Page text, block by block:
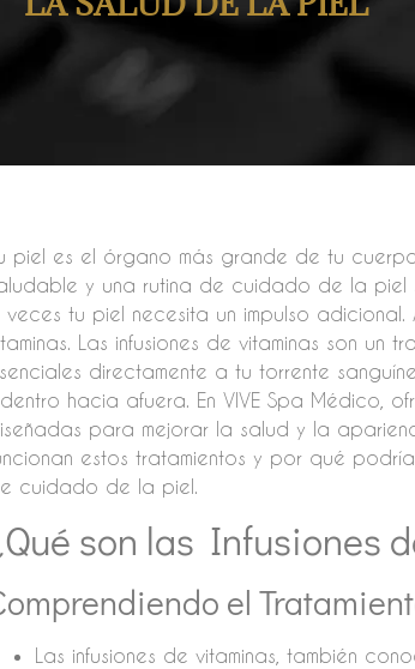
piel es el órgano más grande de tu
y una rutina de cuidado de la piel
veces tu piel necesita un impulso
Las infusiones de vitaminas son un
directamente a tu torrente
hacia afuera. En VIVE Spa Médico,
para mejorar la salud y la
estos tratamientos y por qué
cuidado de la piel.
son las Infusiones
el
Las infusiones de vitaminas, también